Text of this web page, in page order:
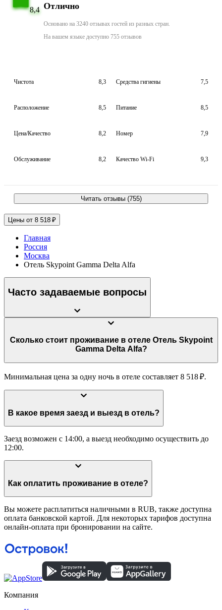
8,4 Отлично
Основано на 3240 отзывах гостей из разных стран.
На вашем языке доступно 755 отзывов
Чистота 8,3 Средства гигиены 7,5
Расположение 8,5 Питание 8,5
Цена/Качество 8,2 Номер 7,9
Обслуживание 8,2 Качество Wi-Fi 9,3
Читать отзывы (755)
Цены от 8 518 ₽
Главная
Россия
Москва
Отель Skypoint Gamma Delta Alfa
Часто задаваемые вопросы
Сколько стоит проживание в отеле Отель Skypoint
Gamma Delta Alfa?
Минимальная цена за одну ночь в отеле составляет 8 518 ₽.
В какое время заезд и выезд в отель?
Заезд возможен с 14:00, а выезд необходимо осуществить до
12:00.
Как оплатить проживание в отеле?
Вы можете расплатиться наличными в RUB, также доступна
оплата банковской картой. Для некоторых тарифов доступна
онлайн-оплата при бронировании на сайте.
Компания